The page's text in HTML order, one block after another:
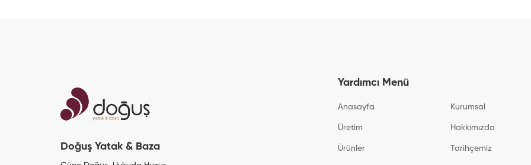
Doğuş Yatak & Baza
Yardımcı Menü
Anasayfa Kurumsal
Üretim Hakkımızda
Ürünler Tarihçemiz